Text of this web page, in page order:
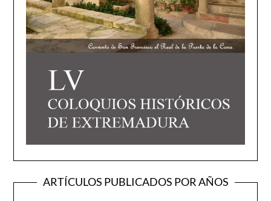
ARTÍCULOS PUBLICADOS POR AÑOS